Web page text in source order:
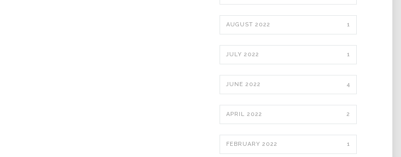
AUGUST 2022 1
JULY 2022 1
JUNE 2022 4
APRIL 2022 2
FEBRUARY 2022 1